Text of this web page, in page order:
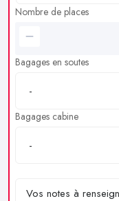
Nombre de places
Bagages en soutes
Bagages cabine